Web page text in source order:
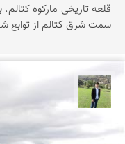
قلعه تاریخی مارکوه کتالم.
سمت شرق کتالم از توابع